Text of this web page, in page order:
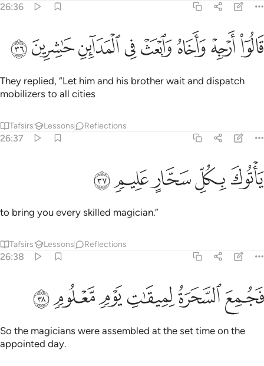
26:36
قالوا ارجه واخاه وابعث في المداين حاشرين ٣٦
قَالُوٓا۟ أَرْجِهْ وَأَخَاهُ وَٱبْعَثْ فِى ٱلْمَدَآئِنِ حَـٰشِرِينَ ٣٦
ﳃﳄﳅﳆﳇﳈﳉﳊ
They replied, “Let him and his brother wait and dispatch
mobilizers to all cities
Tafsirs Lessons Reflections
26:37
ياتوك بكل سحار عليم ٣٧
يَأْتُوكَ بِكُلِّ سَحَّارٍ عَلِيمٍۢ ٣٧
ﳋﳌﳍﳎﳏ
to bring you every skilled magician.”
Tafsirs Lessons Reflections
26:38
فجمع السحرة لميقات يوم معلوم ٣٨
فَجُمِعَ ٱلسَّحَرَةُ لِمِيقَـٰتِ يَوْمٍۢ مَّعْلُومٍۢ ٣٨
ﳐﳑﳒﳓﳔﳕ
So the magicians were assembled at the set time on the
appointed day.